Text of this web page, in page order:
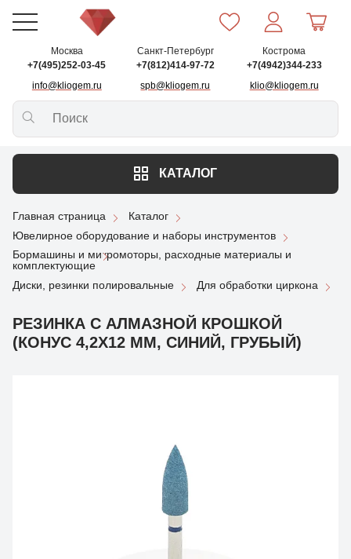
Москва
+7(495)252-03-45
info@kliogem.ru
Санкт-Петербург
+7(812)414-97-72
spb@kliogem.ru
Кострома
+7(4942)344-233
klio@kliogem.ru
КАТАЛОГ
Главная страница
Каталог
Ювелирное оборудование и наборы инструментов
Бормашины и микромоторы, расходные материалы и
комплектующие
Диски, резинки полировальные
Для обработки циркона
РЕЗИНКА С АЛМАЗНОЙ КРОШКОЙ
(КОНУС 4,2Х12 ММ, СИНИЙ, ГРУБЫЙ)